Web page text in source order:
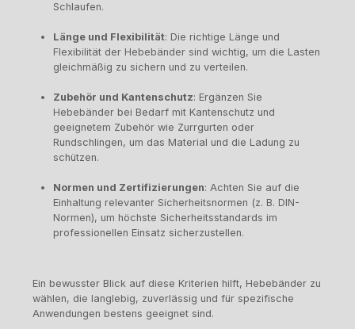
Schlaufen.
Länge und Flexibilität: Die richtige Länge und
Flexibilität der Hebebänder sind wichtig, um die Lasten
gleichmäßig zu sichern und zu verteilen.
Zubehör und Kantenschutz: Ergänzen Sie
Hebebänder bei Bedarf mit Kantenschutz und
geeignetem Zubehör wie Zurrgurten oder
Rundschlingen, um das Material und die Ladung zu
schützen.
Normen und Zertifizierungen: Achten Sie auf die
Einhaltung relevanter Sicherheitsnormen (z. B. DIN-
Normen), um höchste Sicherheitsstandards im
professionellen Einsatz sicherzustellen.
Ein bewusster Blick auf diese Kriterien hilft, Hebebänder zu
wählen, die langlebig, zuverlässig und für spezifische
Anwendungen bestens geeignet sind.